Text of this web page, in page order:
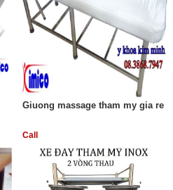
Giuong massage tham my gia re
Call